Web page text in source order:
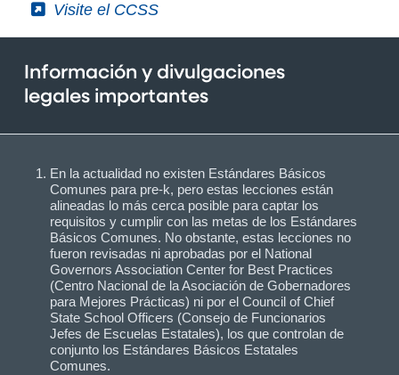
(External)
Visite el CCSS
Información y divulgaciones
legales importantes
En la actualidad no existen Estándares Básicos
Comunes para pre-k, pero estas lecciones están
alineadas lo más cerca posible para captar los
requisitos y cumplir con las metas de los Estándares
Básicos Comunes. No obstante, estas lecciones no
fueron revisadas ni aprobadas por el National
Governors Association Center for Best Practices
(Centro Nacional de la Asociación de Gobernadores
para Mejores Prácticas) ni por el Council of Chief
State School Officers (Consejo de Funcionarios
Jefes de Escuelas Estatales), los que controlan de
conjunto los Estándares Básicos Estatales
Comunes.